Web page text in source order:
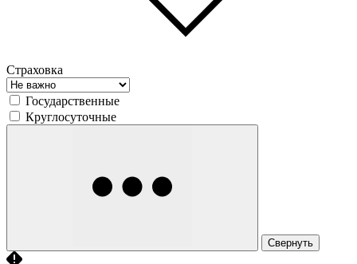
Страховка
Государственные
Круглосуточные
Свернуть